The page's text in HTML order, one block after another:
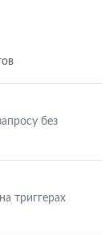
без
триггерах